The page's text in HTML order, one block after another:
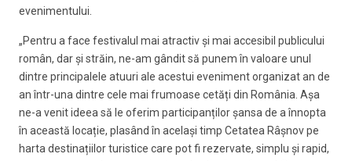
evenimentului.
„Pentru a face festivalul mai atractiv și mai accesibil publicului
român, dar și străin, ne-am gândit să punem în valoare unul
dintre principalele atuuri ale acestui eveniment organizat an de
an într-una dintre cele mai frumoase cetăți din România. Așa
ne-a venit ideea să le oferim participanților șansa de a înnopta
în această locație, plasând în același timp Cetatea Râșnov pe
harta destinațiilor turistice care pot fi rezervate, simplu și rapid,